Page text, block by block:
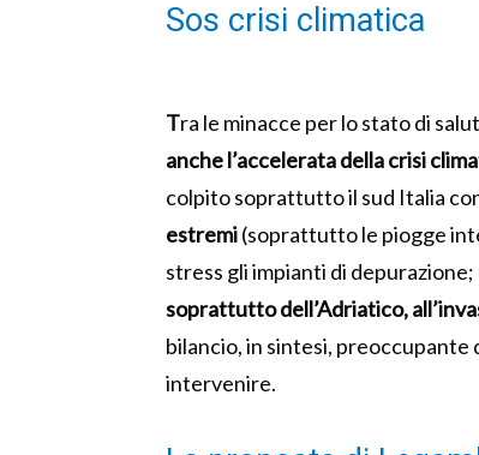
Sos crisi climatica
Tra le minacce per lo stato di
anche l’accelerata della crisi
colpito soprattutto il sud Italia
estremi(soprattutto le piogge
stress gli impianti di depurazione;
soprattutto dell’Adriatico,
bilancio, in sintesi,
intervenire.